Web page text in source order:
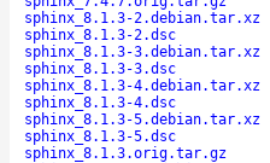
sphinx_8.1.3-2.debian.tar.xz
sphinx_8.1.3-2.dsc
sphinx_8.1.3-3.debian.tar.xz
sphinx_8.1.3-3.dsc
sphinx_8.1.3-4.debian.tar.xz
sphinx_8.1.3-4.dsc
sphinx_8.1.3-5.debian.tar.xz
sphinx_8.1.3-5.dsc
sphinx_8.1.3.orig.tar.gz